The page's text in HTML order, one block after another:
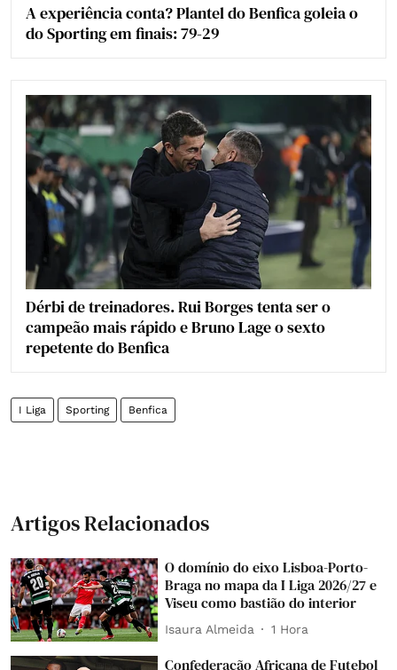
A experiência conta? Plantel do Benfica goleia o
do Sporting em finais: 79-29
Dérbi de treinadores. Rui Borges tenta ser o
campeão mais rápido e Bruno Lage o sexto
repetente do Benfica
I Liga Sporting Benfica
Artigos Relacionados
O domínio do eixo Lisboa-Porto-
Braga no mapa da I Liga 2026/27 e
Viseu como bastião do interior
Isaura Almeida 1 Hora
Confederação Africana de Futebol